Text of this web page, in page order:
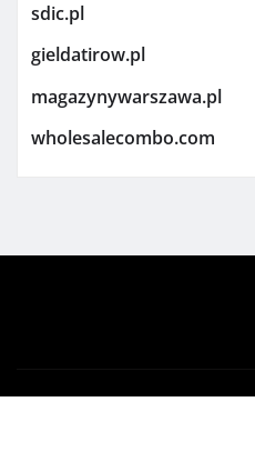
sdic.pl
gieldatirow.pl
magazynywarszawa.pl
wholesalecombo.com